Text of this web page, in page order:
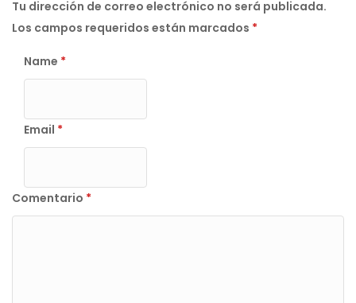
Tu dirección de correo electrónico no será publicada.
Los campos requeridos están marcados *
Name *
Email *
Comentario *